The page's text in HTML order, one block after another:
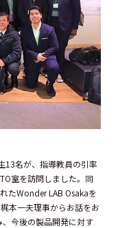
13名が、指導教員の引率
室を訪問しました。同
たWonder LAB Osakaを
本一夫理事からお話をお
今後の製品開発に対す